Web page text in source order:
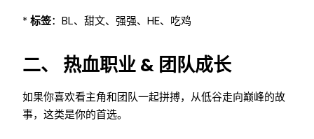
* 标签：BL、甜文、强强、HE、吃鸡
二、 热血职业 & 团队成长
如果你喜欢看主角和团队一起拼搏，从低谷走向巅峰的故
事，这类是你的首选。